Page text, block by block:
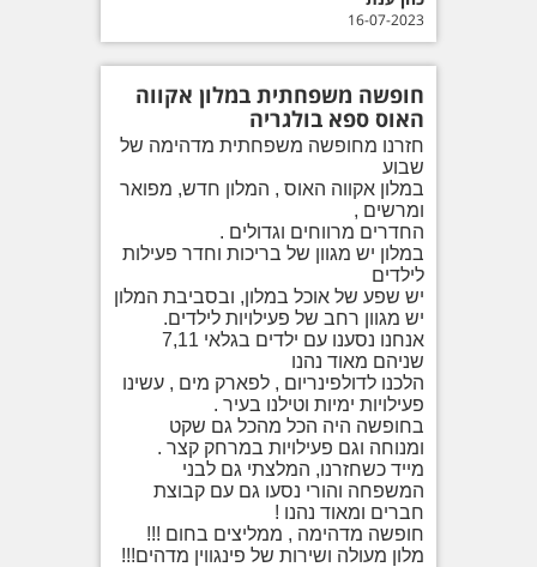
16-07-2023
חופשה משפחתית במלון אקווה
האוס ספא בולגריה
חזרנו מחופשה משפחתית מדהימה של
שבוע
במלון אקווה האוס , המלון חדש, מפואר
ומרשים ,
החדרים מרווחים וגדולים .
במלון יש מגוון של בריכות וחדר פעילות
לילדים
יש שפע של אוכל במלון, ובסביבת המלון
יש מגוון רחב של פעילויות לילדים.
אנחנו נסענו עם ילדים בגלאי 7,11
שניהם מאוד נהנו
הלכנו לדולפינריום , לפארק מים , עשינו
פעילויות ימיות וטילנו בעיר .
בחופשה היה הכל מהכל גם שקט
ומנוחה וגם פעילויות במרחק קצר .
מייד כשחזרנו, המלצתי גם לבני
המשפחה והורי נסעו גם עם קבוצת
חברים ומאוד נהנו !
חופשה מדהימה , ממליצים בחום !!!
מלון מעולה ושירות של פינגווין מדהים!!!